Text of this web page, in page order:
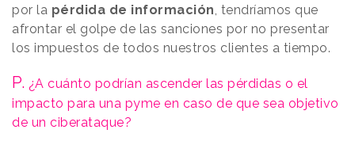
por la pérdida de información, tendríamos que
afrontar el golpe de las sanciones por no presentar
los impuestos de todos nuestros clientes a tiempo.
P. ¿A cuánto podrían ascender las pérdidas o el
impacto para una pyme en caso de que sea objetivo
de un ciberataque?